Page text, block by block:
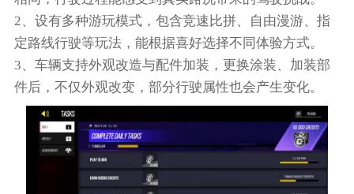
2、设有多种游玩模式，包含竞速比拼、自由漫游、指
定路线行驶等玩法，能根据喜好选择不同体验方式。
3、车辆支持外观改造与配件加装，更换涂装、加装部
件后，不仅外观改变，部分行驶属性也会产生变化。